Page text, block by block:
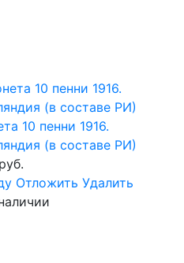
10 пенни 1916.
(в составе РИ)
Отложить Удалить